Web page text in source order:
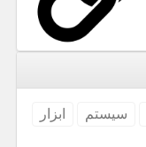
سیستم
ابزار